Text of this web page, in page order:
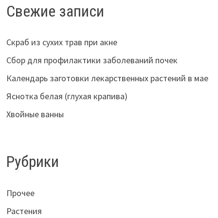
Свежие записи
Скраб из сухих трав при акне
Сбор для профилактики заболеваний почек
Календарь заготовки лекарственных растений в мае
Яснотка белая (глухая крапива)
Хвойные ванны
Рубрики
Прочее
Растения